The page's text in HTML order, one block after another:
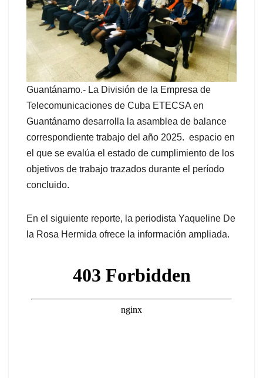
Guantánamo.- La División de la Empresa de
Telecomunicaciones de Cuba ETECSA en
Guantánamo desarrolla la asamblea de balance
correspondiente trabajo del año 2025. espacio en
el que se evalúa el estado de cumplimiento de los
objetivos de trabajo trazados durante el período
concluido.
En el siguiente reporte, la periodista Yaqueline De
la Rosa Hermida ofrece la información ampliada.